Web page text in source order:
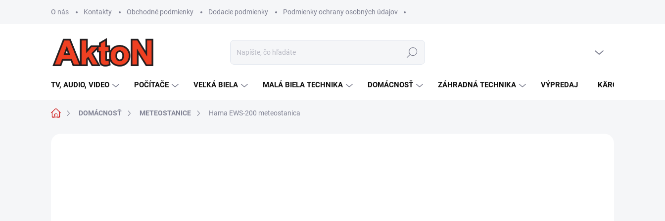
O nás Kontakty Obchodné podmienky Dodacie podmienky Podmienky ochrany osobných údajov
Hľadať
TV, AUDIO, VIDEO POČÍTAČE VEĽKÁ BIELA MALÁ BIELA TECHNIKA DOMÁCNOSŤ ZÁHRADNÁ TECHNIKA VÝPREDAJ KÄRCHER
DomovDOMÁCNOSŤ METEOSTANICE Hama EWS-200 meteostanica